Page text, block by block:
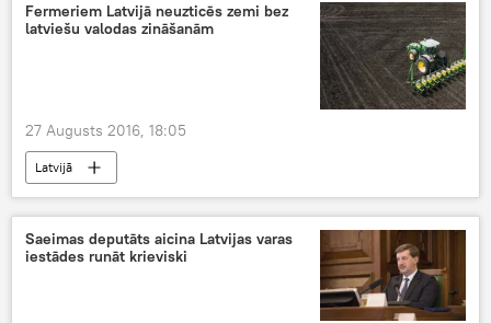
Fermeriem Latvijā neuzticēs zemi bez
latviešu valodas zināšanām
27 Augusts 2016, 18:05
Latvijā
Saeimas deputāts aicina Latvijas varas
iestādes runāt krieviski